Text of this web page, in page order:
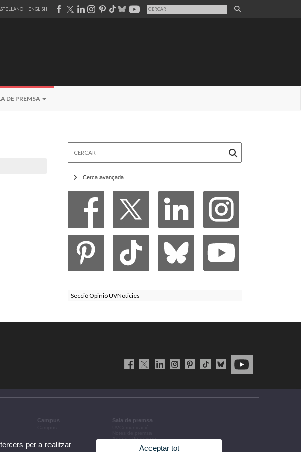
ENGLISH
DE PREMSA
Cerca avançada
Secció Opinió UVNoticies
Campus Sala de premsa
Agenda de govern
La UV en la premsa
per a realitzar
Acceptar tot